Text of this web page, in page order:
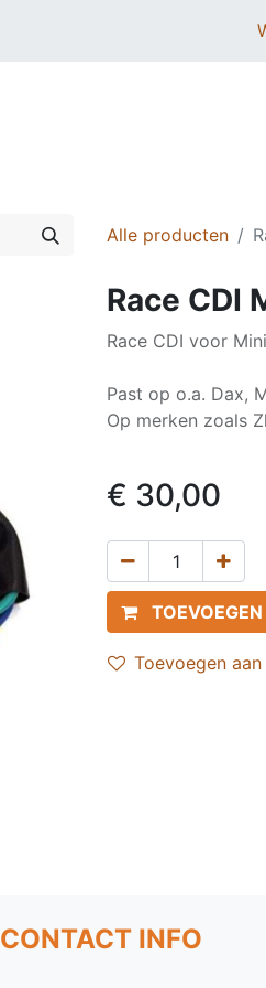
Alle producten
Race CDI
Race CDI voor
Past op o.a. Dax,
Op merken zoals
€ 30,00
Toevoegen
CONTACT INFO